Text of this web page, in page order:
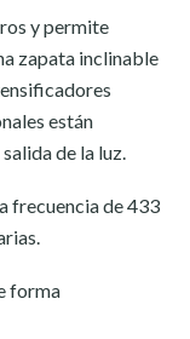
y permite
zapata inclinable
están
de la luz.
frecuencia de 433
forma